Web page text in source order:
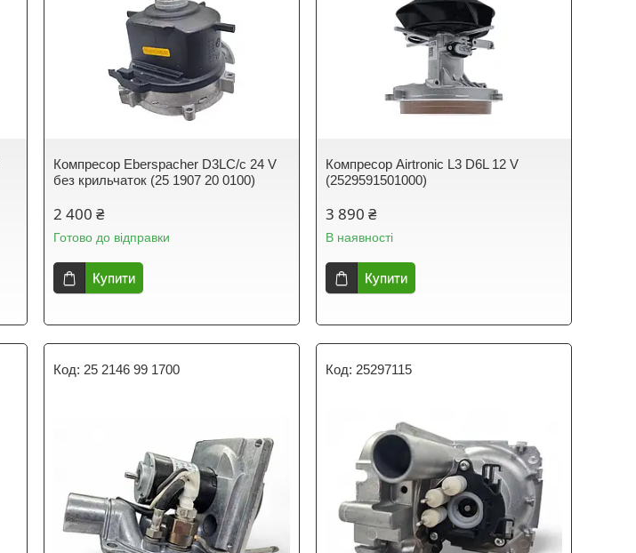
Компресор Eberspacher D3LC/c 24 V
без крильчаток (25 1907 20 0100)
2 400 ₴
Готово до відправки
Купити
Компресор Airtronic L3 D6L 12 V
(2529591501000)
3 890 ₴
В наявності
Купити
25 2146 99 1700 25297115